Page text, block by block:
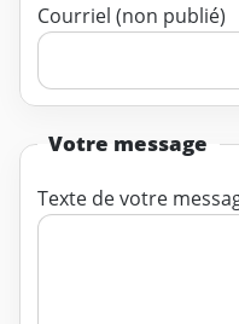
Courriel (non publié)
Votre message